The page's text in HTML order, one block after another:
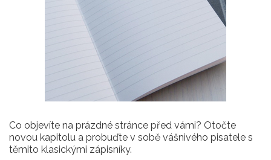
Co objevíte na prázdné stránce před vámi? Otočte
novou kapitolu a probuďte v sobě vášnivého pisatele s
těmito klasickými zápisníky.